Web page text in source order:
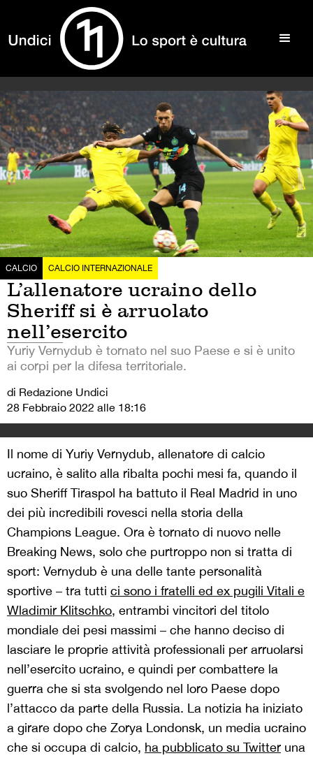
CALCIO CALCIO INTERNAZIONALE
L’allenatore ucraino dello
Sheriff si è arruolato
nell’esercito
Yuriy Vernydub è tornato nel suo Paese e si è unito
ai corpi per la difesa territoriale.
di Redazione Undici
28 Febbraio 2022 alle 18:16
Il nome di Yuriy Vernydub, allenatore di calcio
ucraino, è salito alla ribalta pochi mesi fa, quando il
suo Sheriff Tiraspol ha battuto il Real Madrid in uno
dei più incredibili rovesci nella storia della
Champions League. Ora è tornato di nuovo nelle
Breaking News, solo che purtroppo non si tratta di
sport: Vernydub è una delle tante personalità
sportive – tra tutti ci sono i fratelli ed ex pugili Vitali e
Wladimir Klitschko, entrambi vincitori del titolo
mondiale dei pesi massimi – che hanno deciso di
lasciare le proprie attività professionali per arruolarsi
nell’esercito ucraino, e quindi per combattere la
guerra che si sta svolgendo nel loro Paese dopo
l’attacco da parte della Russia. La notizia ha iniziato
a girare dopo che Zorya Londonsk, un media ucraino
che si occupa di calcio, ha pubblicato su Twitter una